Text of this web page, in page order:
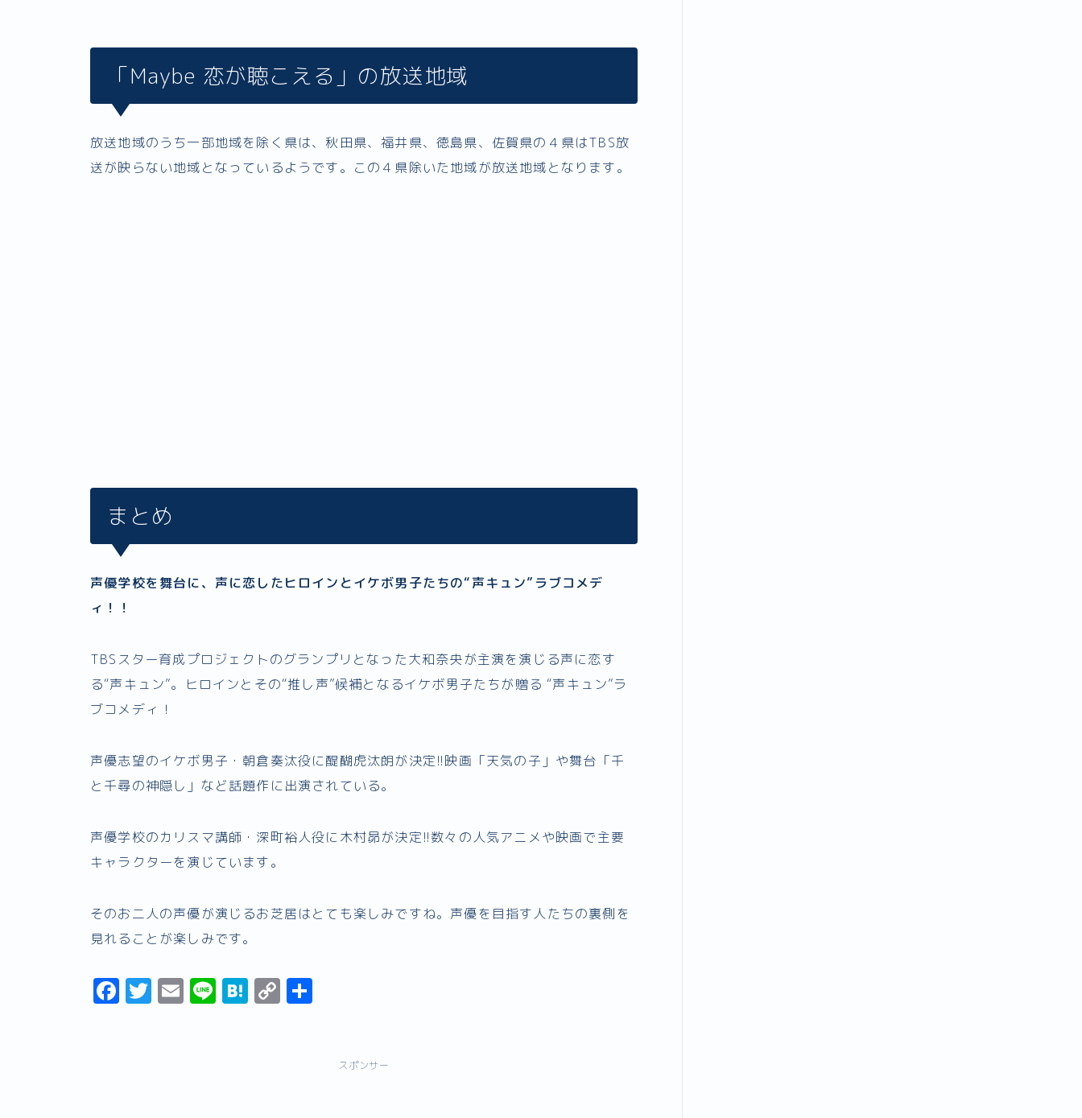
「Maybe 恋が聴こえる」の放送地域
放送地域のうち一部地域を除く県は、秋田県、福井県、徳島県、佐賀県の４県はTBS放
送が映らない地域となっているようです。この４県除いた地域が放送地域となります。
まとめ
声優学校を舞台に、声に恋したヒロインとイケボ男子たちの“声キュン”ラブコメデ
ィ！！
TBSスター育成プロジェクトのグランプリとなった大和奈央が主演を演じる声に恋す
る“声キュン”。ヒロインとその“推し声”候補となるイケボ男子たちが贈る “声キュン”ラ
ブコメディ！
声優志望のイケボ男子・朝倉奏汰役に醍醐虎汰朗が決定!!映画「天気の子」や舞台「千
と千尋の神隠し」など話題作に出演されている。
声優学校のカリスマ講師・深町裕人役に木村昴が決定!!数々の人気アニメや映画で主要
キャラクターを演じています。
そのお二人の声優が演じるお芝居はとても楽しみですね。声優を目指す人たちの裏側を
見れることが楽しみです。
F T E Li H C
スポンサー